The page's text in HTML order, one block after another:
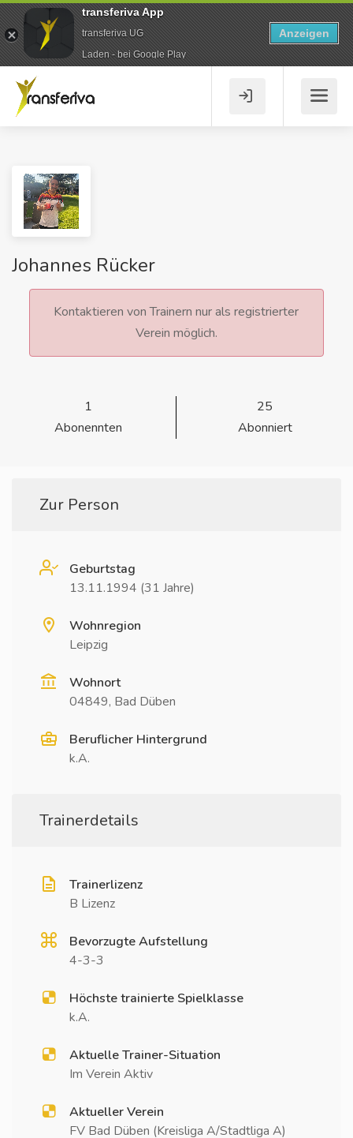
Johannes Rücker
Kontaktieren von Trainern nur als registrierter
Verein möglich.
1
Abonennten
25
Abonniert
Zur Person
Geburtstag
13.11.1994 (31 Jahre)
Wohnregion
Leipzig
Wohnort
04849, Bad Düben
Beruflicher Hintergrund
k.A.
Trainerdetails
Trainerlizenz
B Lizenz
Bevorzugte Aufstellung
4-3-3
Höchste trainierte Spielklasse
k.A.
Aktuelle Trainer-Situation
Im Verein Aktiv
Aktueller Verein
FV Bad Düben (Kreisliga A/Stadtliga A)
transferiva App
transferiva UG
Laden - bei Google Play
Anzeigen